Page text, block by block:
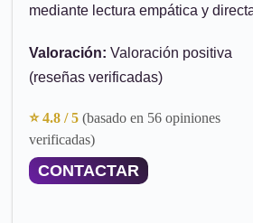
mediante lectura empática y
Valoración: Valoración positiva
(reseñas verificadas)
⭐ 4.8 / 5 (basado en 56 opiniones
verificadas)
CONTACTAR